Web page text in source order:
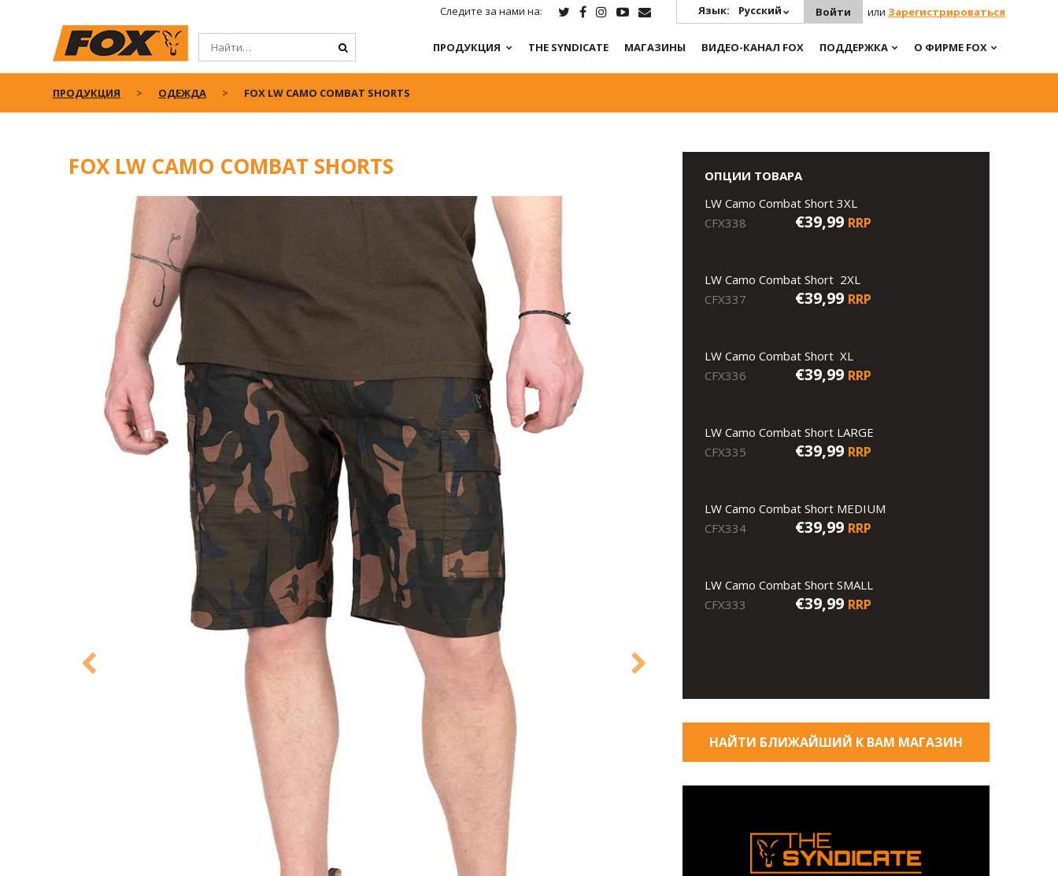
Следите за нами на: Язык: Русский Войти или Зарегистрироваться
ПРОДУКЦИЯ THE SYNDICATE МАГАЗИНЫ ВИДЕО-КАНАЛ FOX ПОДДЕРЖКА О ФИРМЕ FOX
ПРОДУКЦИЯ ОДЕЖДА FOX LW CAMO COMBAT SHORTS
FOX LW CAMO COMBAT SHORTS
ОПЦИИ ТОВАРА
LW Camo Combat Short 3XL
CFX338
€39,99 RRP
LW Camo Combat Short 2XL
CFX337
€39,99 RRP
LW Camo Combat Short XL
CFX336
€39,99 RRP
LW Camo Combat Short LARGE
CFX335
€39,99 RRP
LW Camo Combat Short MEDIUM
CFX334
€39,99 RRP
LW Camo Combat Short SMALL
CFX333
€39,99 RRP
НАЙТИ БЛИЖАЙШИЙ К ВАМ МАГАЗИН